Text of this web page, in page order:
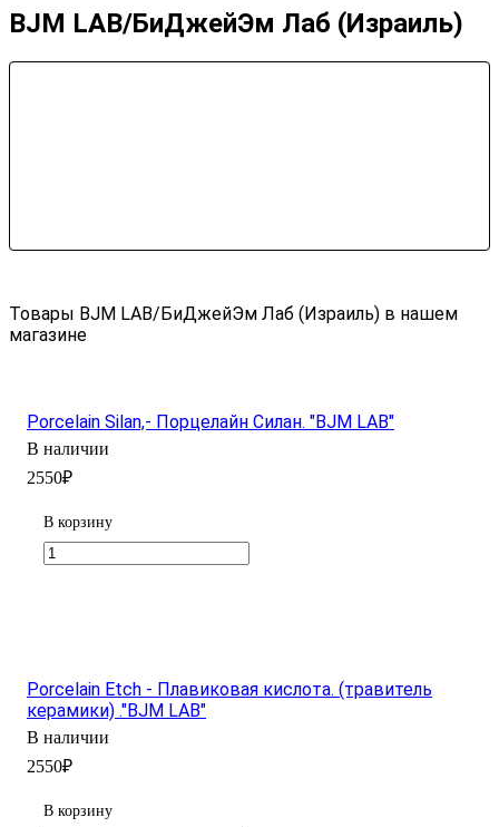
BJM LAB/БиДжейЭм Лаб (Израиль)
Товары BJM LAB/БиДжейЭм Лаб (Израиль) в нашем
магазине
Porcelain Silan,- Порцелайн Силан. "BJM LAB"
В наличии
2550₽
В корзину
Porcelain Etch - Плавиковая кислота. (травитель
керамики) ."BJM LAB"
В наличии
2550₽
В корзину